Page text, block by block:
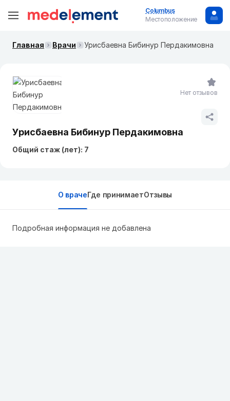
Columbus
Местоположение
Главная Врачи Урисбаевна Бибинур Пердакимовна
Урисбаевна Бибинур Пердакимовна
Общий стаж (лет): 7
Нет отзывов
О врачеГде принимаетОтзывы
Подробная информация не добавлена